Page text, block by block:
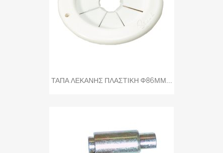
ΤΑΠΑ ΛΕΚΑΝΗΣ ΠΛΑΣΤΙΚΗ Φ86ΜΜ...